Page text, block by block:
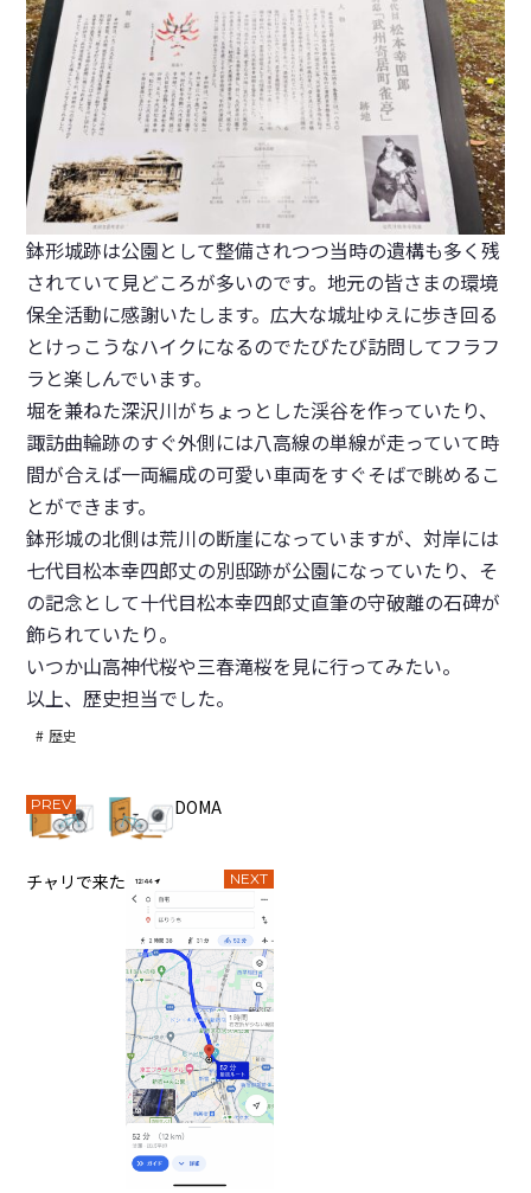
鉢形城跡は公園として整備されつつ当時の遺構も多く残
されていて見どころが多いのです。地元の皆さまの環境
保全活動に感謝いたします。広大な城址ゆえに歩き回る
とけっこうなハイクになるのでたびたび訪問してフラフ
ラと楽しんでいます。
堀を兼ねた深沢川がちょっとした渓谷を作っていたり、
諏訪曲輪跡のすぐ外側には八高線の単線が走っていて時
間が合えば一両編成の可愛い車両をすぐそばで眺めるこ
とができます。
鉢形城の北側は荒川の断崖になっていますが、対岸には
七代目松本幸四郎丈の別邸跡が公園になっていたり、そ
の記念として十代目松本幸四郎丈直筆の守破離の石碑が
飾られていたり。
いつか山高神代桜や三春滝桜を見に行ってみたい。
以上、歴史担当でした。
歴史
PREV DOMA
NEXT
チャリで来た